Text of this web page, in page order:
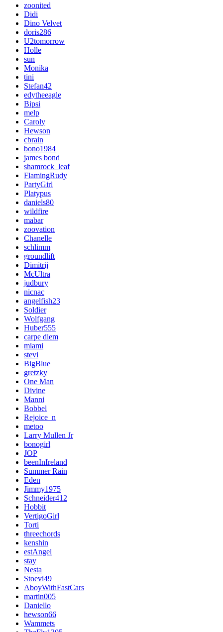
zoonited
Didi
Dino Velvet
doris286
U2tomorrow
Holle
sun
Monika
tini
Stefan42
edytheeagle
Bipsi
melp
Caroly
Hewson
cbrain
bono1984
james bond
shamrock_leaf
FlamingRudy
PartyGirl
Platypus
daniels80
wildfire
mabar
zoovation
Chanelle
schlimm
groundlift
Dimitrij
McUltra
judbury
nicnac
angelfish23
Soldier
Wolfgang
Huber555
carpe diem
miami
stevi
BigBlue
gretzky
One Man
Divine
Manni
Bobbel
Rejoice_n
metoo
Larry Mullen Jr
bonogirl
JOP
beenInIreland
Summer Rain
Eden
Jimmy1975
Schneider412
Hobbit
VertigoGirl
Torti
threechords
kenshin
estAngel
stay
Nesta
Stoevi49
AboyWithFastCars
martin005
Daniello
hewson66
Wammets